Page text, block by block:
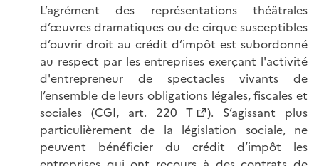
L’agrément des représentations théâtrales
d’œuvres dramatiques ou de cirque susceptibles
d’ouvrir droit au crédit d’impôt est subordonné
au respect par les entreprises exerçant l'activité
d'entrepreneur de spectacles vivants de
l’ensemble de leurs obligations légales, fiscales et
sociales (CGI, art. 220 T
). S’agissant plus
particulièrement de la législation sociale, ne
peuvent bénéficier du crédit d’impôt les